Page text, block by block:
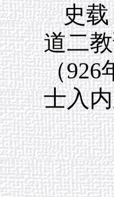
史
道二
（926
士入